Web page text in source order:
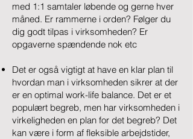
med 1:1 samtaler løbende og gerne hver
måned. Er rammerne i orden? Følger du
dig godt tilpas i virksomheden? Er
opgaverne spændende nok etc
Det er også vigtigt at have en klar plan til
hvordan man i virksomheden sikrer at der
er en optimal work-life balance. Det er et
populært begreb, men har virksomheden i
virkeligheden en plan for det begreb? Det
kan være i form af fleksible arbejdstider,